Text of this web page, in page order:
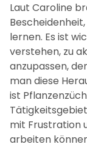
Laut Caroline
lernen. Es ist
verstehen, zu
anzupassen,
man diese
ist
mit Frustration
arbeiten